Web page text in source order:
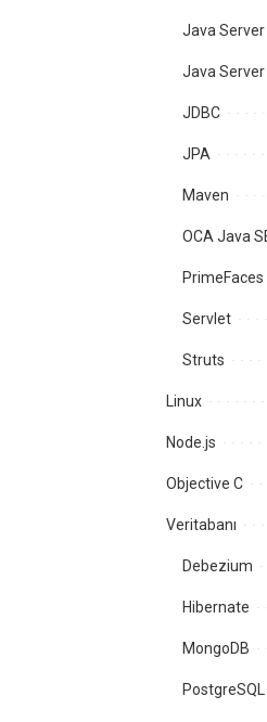
Java Server
Java Server
JDBC
JPA
Maven
OCA Java
PrimeFaces
Servlet
Struts
Linux
Node.js
Objective C
Veritabanı
Debezium
Hibernate
MongoDB
PostgreSQL